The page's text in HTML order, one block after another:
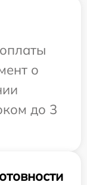
о
до 3